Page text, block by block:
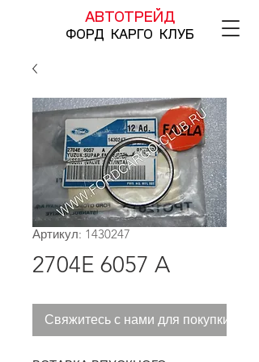
АВТОТРЕЙД
ФОРД КАРГО КЛУБ
Артикул: 1430247
2704E 6057 A
Свяжитесь с нами для покупки